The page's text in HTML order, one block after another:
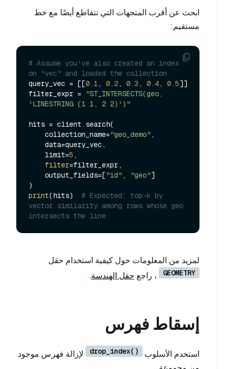
ابحث عن أقرب المتجهات التي تتقاطع أيضًا مع خط
مستقيم:
# Assume you've also created an index
on "vec" and loaded the collection.
query_vec = [[0.1, 0.2, 0.3 , 0.4, 0.5]]
filter_expr =
"ST_INTERSECTS(geo,
'LINESTRING (1 1, 2 2)')"
hits = client.search(
    collection_name=
"geo_demo" ,
    limit=
5 ,
filter=filter_expr,
    output_fields=[
"id" , "geo"]
print(hits) # Expected: top-k by
vector similarity among rows whose geo
intersects the line
لمزيد من المعلومات حول كيفية استخدام حقل
GEOMETRY ، راجع حقل الهندسة.
إسقاط فهرس
استخدم الأسلوب drop_index()
لإزالة فهرس موجود